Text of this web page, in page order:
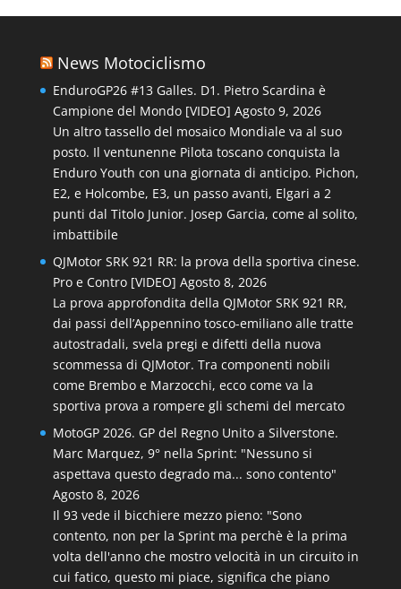
News Motociclismo
EnduroGP26 #13 Galles. D1. Pietro Scardina è
Campione del Mondo [VIDEO] Agosto 9, 2026
Un altro tassello del mosaico Mondiale va al suo
posto. Il ventunenne Pilota toscano conquista la
Enduro Youth con una giornata di anticipo. Pichon,
E2, e Holcombe, E3, un passo avanti, Elgari a 2
punti dal Titolo Junior. Josep Garcia, come al solito,
imbattibile
QJMotor SRK 921 RR: la prova della sportiva cinese.
Pro e Contro [VIDEO] Agosto 8, 2026
La prova approfondita della QJMotor SRK 921 RR,
dai passi dell’Appennino tosco-emiliano alle tratte
autostradali, svela pregi e difetti della nuova
scommessa di QJMotor. Tra componenti nobili
come Brembo e Marzocchi, ecco come va la
sportiva prova a rompere gli schemi del mercato
MotoGP 2026. GP del Regno Unito a Silverstone.
Marc Marquez, 9° nella Sprint: "Nessuno si
aspettava questo degrado ma... sono contento"
Agosto 8, 2026
Il 93 vede il bicchiere mezzo pieno: "Sono
contento, non per la Sprint ma perchè è la prima
volta dell'anno che mostro velocità in un circuito in
cui fatico, questo mi piace, significa che piano